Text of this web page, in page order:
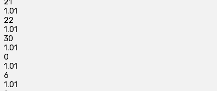
1.01
22
1.01
30
1.01
0
1.01
6
1.01